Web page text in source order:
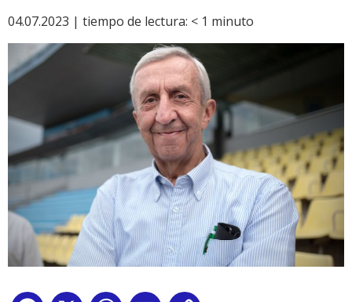
04.07.2023 | tiempo de lectura: < 1 minuto